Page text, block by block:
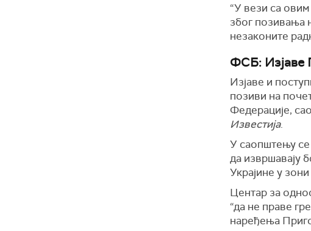
“У вези са
због позивања
незаконите
ФСБ: Изјаве
Изјаве и
позиви на
Федерације,
Известија.
У саопштењу се
да извршавају
Украјине у
Центар за
“да не праве
наређења